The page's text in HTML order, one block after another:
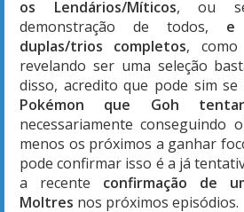
os Lendários/Míticos, ou
demonstração de todos, e
duplas/trios completos, como
revelando ser uma seleção
disso, acredito que pode sim
Pokémon que Goh
necessariamente conseguindo
menos os próximos a ganhar
pode confirmar isso é a já
a recente confirmação de
Moltres nos próximos episódios.